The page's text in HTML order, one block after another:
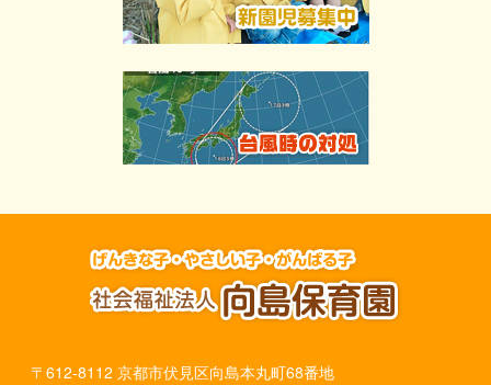
〒612-8112 京都市伏見区向島本丸町68番地